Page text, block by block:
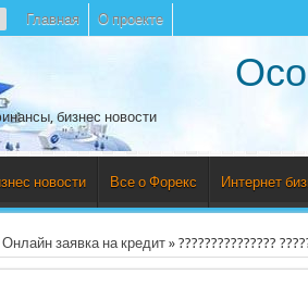
Главная О проекте
бизнес новости
новости Все о Форекс Интернет
Онлайн заявка на кредит» ???????????????